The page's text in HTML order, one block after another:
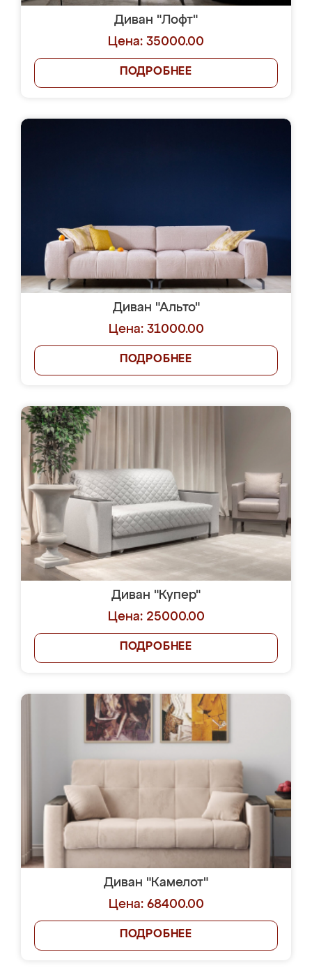
Диван "Лофт"
Цена: 35000.00
ПОДРОБНЕЕ
Диван "Альто"
Цена: 31000.00
ПОДРОБНЕЕ
Диван "Купер"
Цена: 25000.00
ПОДРОБНЕЕ
Диван "Камелот"
Цена: 68400.00
ПОДРОБНЕЕ